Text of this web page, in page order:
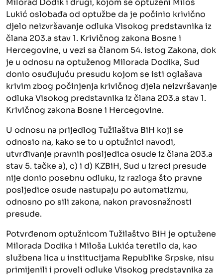
Milorad Dodik i drugi, kojom se optuženi Miloš
Lukić oslobađa od optužbe da je počinio krivično
djelo neizvršavanje odluka Visokog predstavnika iz
člana 203.a stav 1. Krivičnog zakona Bosne i
Hercegovine, u vezi sa članom 54. istog Zakona, dok
je u odnosu na optuženog Milorada Dodika, Sud
donio osuđujuću presudu kojom se isti oglašava
krivim zbog počinjenja krivičnog djela neizvršavanje
odluka Visokog predstavnika iz člana 203.a stav 1.
Krivičnog zakona Bosne i Hercegovine.
U odnosu na prijedlog Tužilaštva BiH koji se
odnosio na, kako se to u optužnici navodi,
utvrđivanje pravnih posljedica osude iz člana 203.a
stav 5. tačke a), c) i d) KZBiH, Sud u izreci presude
nije donio posebnu odluku, iz razloga što pravne
posljedice osude nastupaju po automatizmu,
odnosno po sili zakona, nakon pravosnažnosti
presude.
Potvrđenom optužnicom Tužilaštvo BiH je optužene
Milorada Dodika i Miloša Lukića teretilo da, kao
službena lica u institucijama Republike Srpske, nisu
primijenili i proveli odluke Visokog predstavnika za